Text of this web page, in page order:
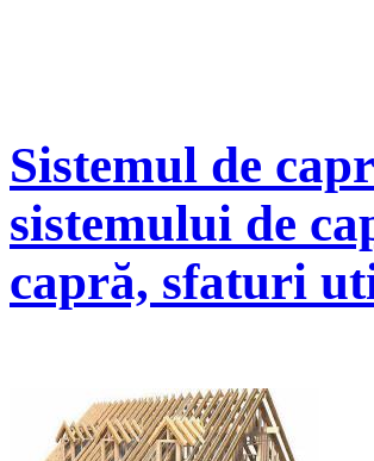
Sistemul de
sistemului de
capră, sfaturi